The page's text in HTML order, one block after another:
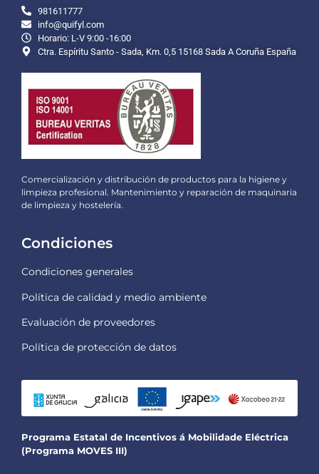
981611777
info@quifyl.com
Horario: L-V 9:00 -16:00
Ctra. Espíritu Santo - Sada, Km. 0,5 15168 Sada A Coruña España
Comercialización y distribución de productos para la higiene y
limpieza profesional. Mantenimiento y reparación de maquinaria
de limpieza y hostelería.
Condiciones
Condiciones generales
Política de calidad y medio ambiente
Evaluación de proveedores
Política de protección de datos
Programa Estatal de Incentivos á Mobilidade Eléctrica
(Programa MOVES III)